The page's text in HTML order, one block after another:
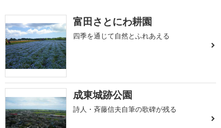
富田さとにわ耕園
四季を通じて自然とふれあえる
成東城跡公園
詩人・斉藤信夫自筆の歌碑が残る